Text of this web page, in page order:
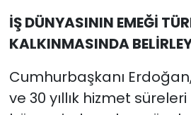
İŞ DÜNYASININ EMEĞİ
KALKINMASINDA
Cumhurbaşkanı
ve 30 yıllık hizmet